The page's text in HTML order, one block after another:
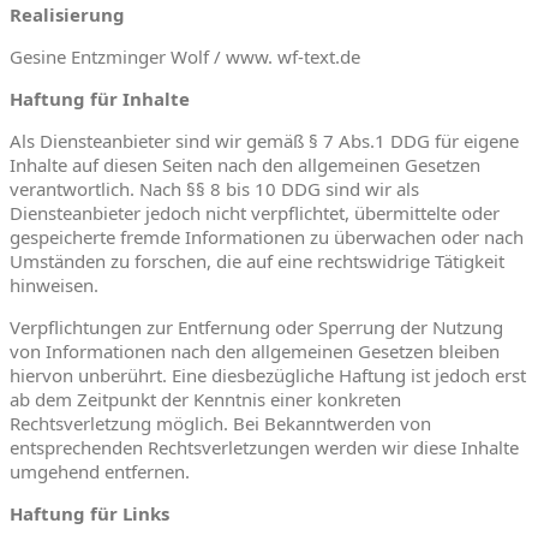
Realisierung
Gesine Entzminger Wolf / www. wf-text.de
Haftung für Inhalte
Als Diensteanbieter sind wir gemäß § 7 Abs.1 DDG für eigene
Inhalte auf diesen Seiten nach den allgemeinen Gesetzen
verantwortlich. Nach §§ 8 bis 10 DDG sind wir als
Diensteanbieter jedoch nicht verpflichtet, übermittelte oder
gespeicherte fremde Informationen zu überwachen oder nach
Umständen zu forschen, die auf eine rechtswidrige Tätigkeit
hinweisen.
Verpflichtungen zur Entfernung oder Sperrung der Nutzung
von Informationen nach den allgemeinen Gesetzen bleiben
hiervon unberührt. Eine diesbezügliche Haftung ist jedoch erst
ab dem Zeitpunkt der Kenntnis einer konkreten
Rechtsverletzung möglich. Bei Bekanntwerden von
entsprechenden Rechtsverletzungen werden wir diese Inhalte
umgehend entfernen.
Haftung für Links